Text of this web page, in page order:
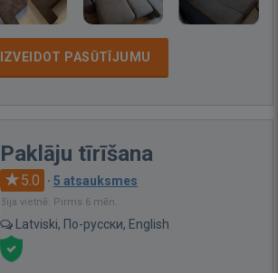
IZVEIDOT PASŪTĪJUMU
Paklāju tīrīšana
5.0 · 5 atsauksmes
Bija vietnē: Pirms 6 mēn.
Latviski, По-русски, English